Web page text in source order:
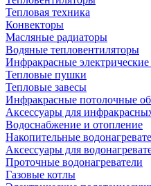
Тепловая техника
Конвекторы
Масляные радиаторы
Водяные тепловентиляторы
Инфракрасные электрические
Тепловые пушки
Тепловые завесы
Инфракрасные потолочные
Аксессуары для
Водоснабжение и отопление
Накопительные
Аксессуары для
Проточные водонагреватели
Газовые котлы